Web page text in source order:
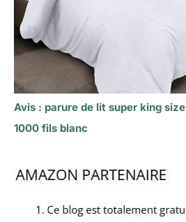
Avis : parure de lit super king
1000 fils blanc